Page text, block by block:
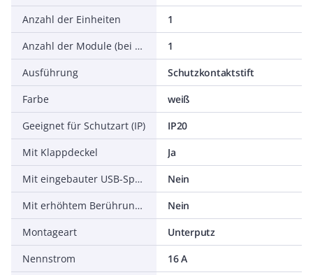
Anzahl der Einheiten
1
Anzahl der Module (bei Modulbauweise)
1
Ausführung
Schutzkontaktstift
Farbe
weiß
Geeignet für Schutzart (IP)
IP20
Mit Klappdeckel
Ja
Mit eingebauter USB-Spannungsversorgung
Nein
Mit erhöhtem Berührungsschutz
Nein
Montageart
Unterputz
Nennstrom
16 A